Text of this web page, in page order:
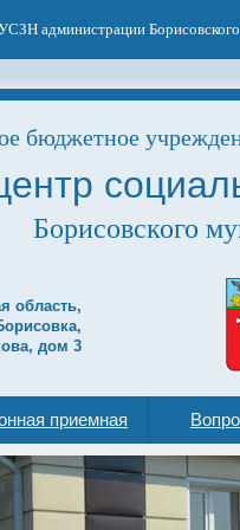
администрации
бюджетное
Борисовского
область,
дом 3
приемная